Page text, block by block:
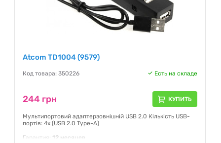
Atcom TD1004 (9579)
Код товара: 350226 Есть на складе
244 грн КУПИТЬ
Мультипортовий адаптерзовнішній USB 2.0 Кількість USB-
портів: 4x (USB 2.0 Type-A)
Гарантия: 12 месяцев